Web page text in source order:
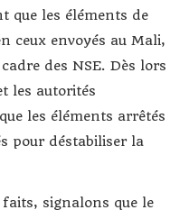
que les éléments de
ceux envoyés au Mali,
des NSE. Dès lors
les autorités
les éléments arrêtés
pour déstabiliser la
signalons que le